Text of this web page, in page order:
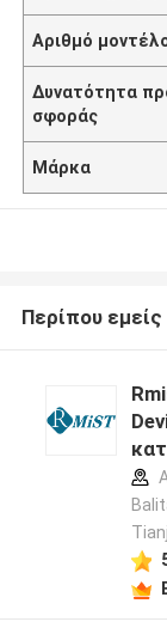
Αριθμό
Δυνατότητα
σφοράς
Μάρκα
Περίπου εμείς